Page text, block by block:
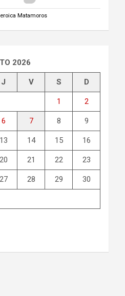
Matamoros
2026
J V S D
1 2
6 7 8 9
13 14 15 16
20 21 22 23
27 28 29 30